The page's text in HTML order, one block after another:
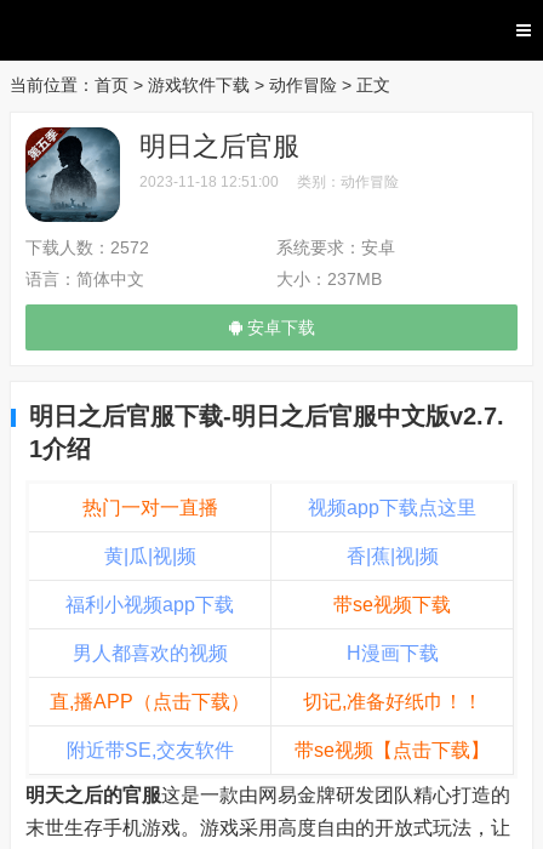
当前位置： 首页 > 游戏软件下载 > 动作冒险 > 正文
明日之后官服
2023-11-18 12:51:00 类别：动作冒险
下载人数： 2572 系统要求： 安卓
语言： 简体中文 大小： 237MB
安卓下载
明日之后官服下载-明日之后官服中文版v2.7.
1介绍
热门一对一直播 视频app下载点这里
黄|瓜|视|频 香|蕉|视|频
福利小视频app下载 带se视频下载
男人都喜欢的视频 H漫画下载
直,播APP（点击下载） 切记,准备好纸巾！！
附近带SE,交友软件 带se视频【点击下载】
明天之后的官服这是一款由网易金牌研发团队精心打造的
末世生存手机游戏。游戏采用高度自由的开放式玩法，让